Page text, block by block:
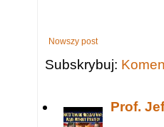
Nowszy post
Subskrybuj:
Prof.